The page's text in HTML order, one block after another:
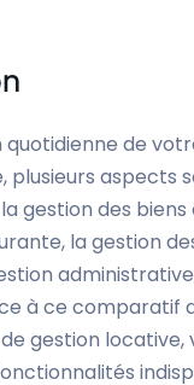
quotidienne de
plusieurs aspects
gestion des
la gestion
à ce comparatif
gestion locative,